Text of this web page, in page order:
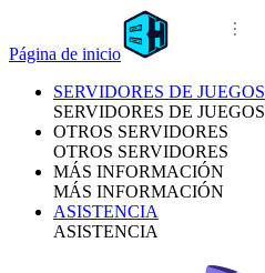
Página de inicio
SERVIDORES DE JUEGOS
SERVIDORES DE JUEGOS
OTROS SERVIDORES
OTROS SERVIDORES
MÁS INFORMACIÓN
MÁS INFORMACIÓN
ASISTENCIA
ASISTENCIA